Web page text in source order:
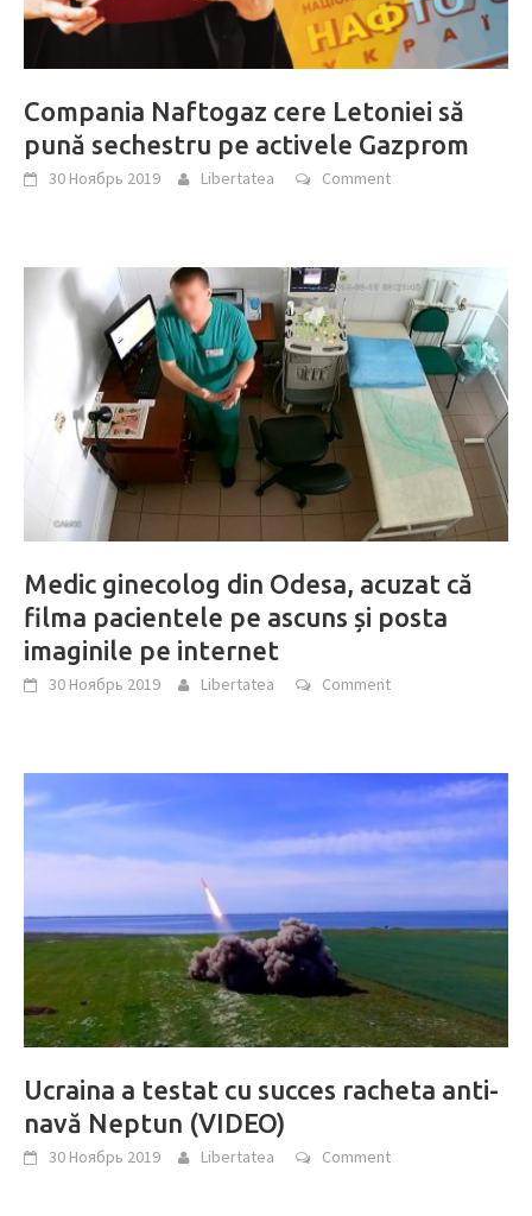
Compania Naftogaz cere Letoniei să
pună sechestru pe activele Gazprom
30 Ноябрь 2019 Libertatea Comment
Medic ginecolog din Odesa, acuzat că
filma pacientele pe ascuns și posta
imaginile pe internet
30 Ноябрь 2019 Libertatea Comment
Ucraina a testat cu succes racheta anti-
navă Neptun (VIDEO)
30 Ноябрь 2019 Libertatea Comment